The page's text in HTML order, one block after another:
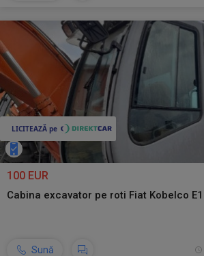
100 EUR
Cabina excavator pe roti Fiat Kobelco
Sună